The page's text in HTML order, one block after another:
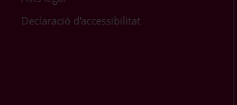
Declaració d'accessibilitat